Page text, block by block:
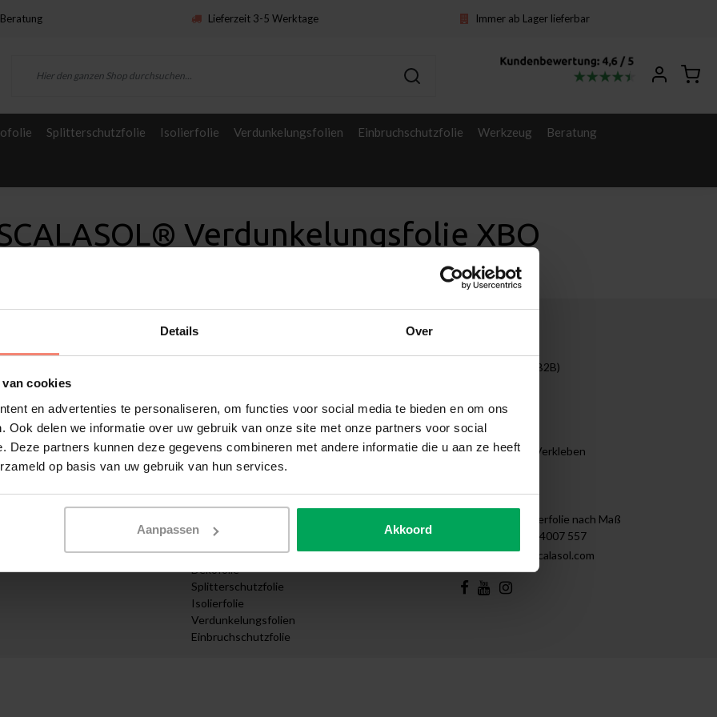
Details Over
cookies
en advertenties te personaliseren, om functies voor social media te bieden en om ons
Ook delen we informatie over uw gebruik van onze site met onze partners voor social
Deze partners kunnen deze gegevens combineren met andere informatie die u aan ze heeft
op basis van uw gebruik van hun services.
Aanpassen Akkoord
Lieferzeit 3-5 Werktage Immer ab Lager lieferbar
Splitterschutzfolie Isolierfolie Verdunkelungsfolien Einbruchschutzfolie Werkzeug Beratung
Verdunkelungsfolie XBO
Angebot anfordern
Design Abteilung
Zuschnitt nach Maß bestellen
Videoanleitungen
Unternehmen (B2B)
Demontage
Tips & Tricks
Anleitung zum Verkleben
Kategorien
UV Schutzfolie
Sichtschutzfolien
Dekofolie
Splitterschutzfolie
Isolierfolie
Verdunkelungsfolien
Einbruchschutzfolie
Kontakt
Scalasol | Fensterfolie nach Maß
+31 (0)85 - 4007 557
support@scalasol.com